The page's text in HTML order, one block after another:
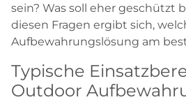
sein? Was soll eher geschützt
diesen Fragen ergibt sich,
Aufbewahrungslösung am
Typische
Outdoor